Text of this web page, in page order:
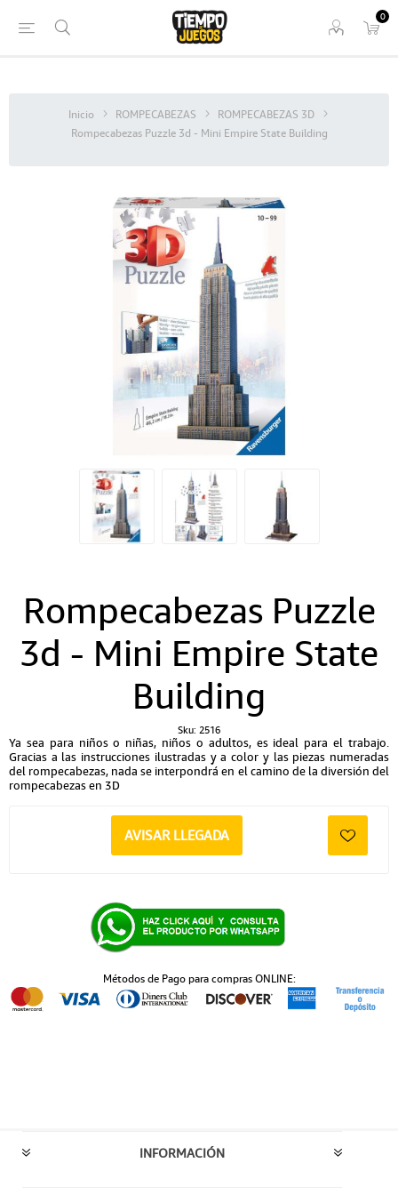
0
Inicio ROMPECABEZAS
ROMPECABEZAS 3D
Rompecabezas Puzzle 3d - Mini Empire State Building
Rompecabezas Puzzle
3d - Mini Empire State
Building
Sku: 2516
Ya sea para niños o niñas, niños o adultos, es ideal para el trabajo.
Gracias a las instrucciones ilustradas y a color y las piezas numeradas
del rompecabezas, nada se interpondrá en el camino de la diversión del
rompecabezas en 3D
AVISAR LLEGADA
Métodos de Pago para compras ONLINE:
INFORMACIÓN